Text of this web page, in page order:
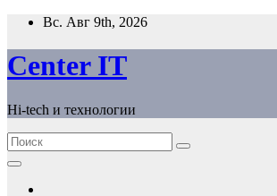
Перейти
содержимому
Вс. Авг 9th, 2026
Сenter IT
Hi-tech и технологии